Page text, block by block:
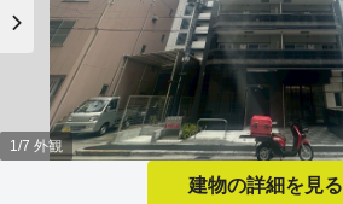
1/7 外観
建物の詳細を見る